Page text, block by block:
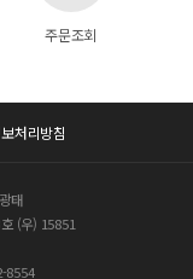
주문조회
처리방침
태
(우) 15851
8554